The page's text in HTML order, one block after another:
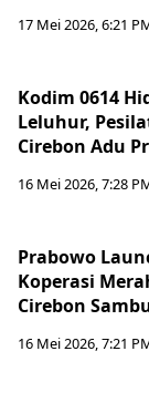
17 Mei 2026, 6:21
Kodim 0614
Leluhur,
Cirebon Adu
16 Mei 2026, 7:28
Prabowo
Koperasi
Cirebon
16 Mei 2026, 7:21